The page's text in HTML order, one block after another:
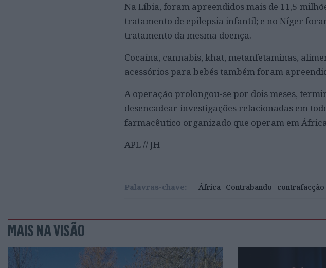
Na Líbia, foram apreendidos mais de 11,5
tratamento de epilepsia infantil; e no Níger
tratamento da mesma doença.
Cocaína, cannabis, khat, metanfetaminas,
acessórios para bebés também foram
A operação prolongou-se por dois meses,
desencadear investigações relacionadas em
farmacêutico organizado que operam em
APL // JH
Palavras-chave: África Contrabando contrafacção
MAIS NA VISÃO